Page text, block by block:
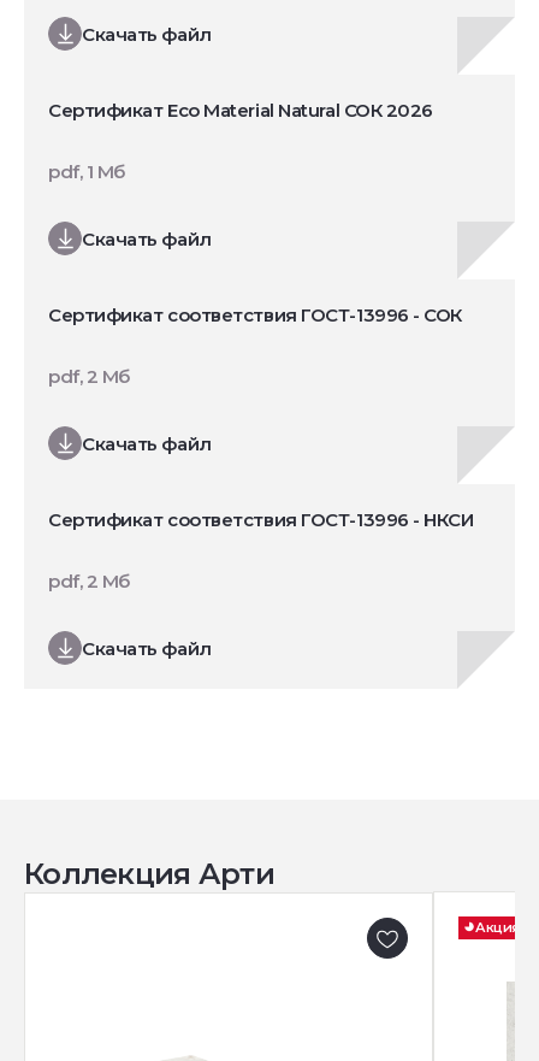
Скачать файл
Сертификат Eco Material Natural СОК 2026
Скачать файл
pdf, 1 Мб
Сертификат соответствия ГОСТ-13996 - СОК
Скачать файл
pdf, 2 Мб
Сертификат соответствия ГОСТ-13996 - НКСИ
Скачать файл
pdf, 2 Мб
Коллекция Арти
Акция